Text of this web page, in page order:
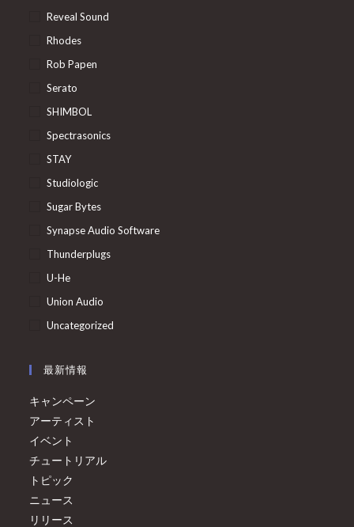
Reveal Sound
Rhodes
Rob Papen
Serato
SHIMBOL
Spectrasonics
STAY
Studiologic
Sugar Bytes
Synapse Audio Software
Thunderplugs
U-He
Union Audio
Uncategorized
最新情報
キャンペーン
アーティスト
イベント
チュートリアル
トピック
ニュース
リリース